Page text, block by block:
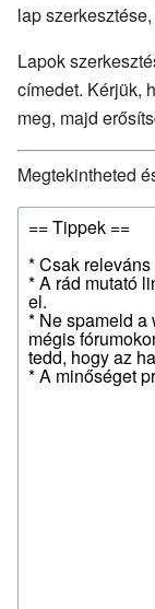
lap
Lapok
címedet. Kérjük,
meg, majd
Megtekintheted